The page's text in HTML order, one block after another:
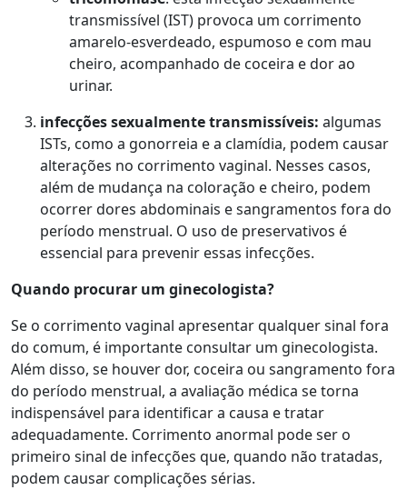
transmissível (IST) provoca um corrimento
amarelo-esverdeado, espumoso e com mau
cheiro, acompanhado de coceira e dor ao
urinar.
infecções sexualmente transmissíveis: algumas
ISTs, como a gonorreia e a clamídia, podem causar
alterações no corrimento vaginal. Nesses casos,
além de mudança na coloração e cheiro, podem
ocorrer dores abdominais e sangramentos fora do
período menstrual. O uso de preservativos é
essencial para prevenir essas infecções.
Quando procurar um ginecologista?
Se o corrimento vaginal apresentar qualquer sinal fora
do comum, é importante consultar um ginecologista.
Além disso, se houver dor, coceira ou sangramento fora
do período menstrual, a avaliação médica se torna
indispensável para identificar a causa e tratar
adequadamente. Corrimento anormal pode ser o
primeiro sinal de infecções que, quando não tratadas,
podem causar complicações sérias.